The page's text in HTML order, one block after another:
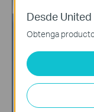
Desde
Obtenga